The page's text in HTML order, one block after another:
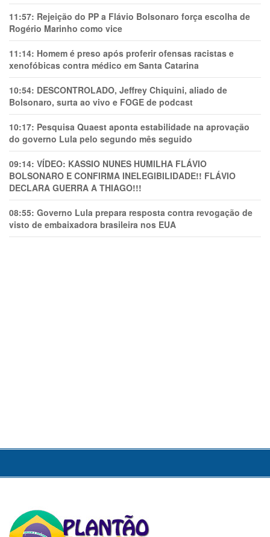
11:57: Rejeição do PP a Flávio Bolsonaro força escolha de
Rogério Marinho como vice
11:14: Homem é preso após proferir ofensas racistas e
xenofóbicas contra médico em Santa Catarina
10:54: DESCONTROLADO, Jeffrey Chiquini, aliado de
Bolsonaro, surta ao vivo e FOGE de podcast
10:17: Pesquisa Quaest aponta estabilidade na aprovação
do governo Lula pelo segundo mês seguido
09:14: VÍDEO: KASSIO NUNES HUMlLHA FLÁVIO
BOLSONARO E CONFIRMA INELEGIBILIDADE!! FLÁVIO
DECLARA GUERRA A THIAGO!!!
08:55: Governo Lula prepara resposta contra revogação de
visto de embaixadora brasileira nos EUA